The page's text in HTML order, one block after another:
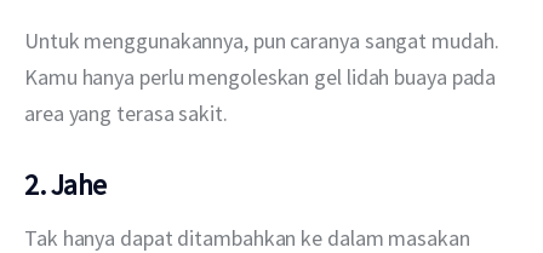
Untuk menggunakannya, pun caranya sangat mudah.
Kamu hanya perlu mengoleskan gel lidah buaya pada
area yang terasa sakit.
2. Jahe
Tak hanya dapat ditambahkan ke dalam masakan